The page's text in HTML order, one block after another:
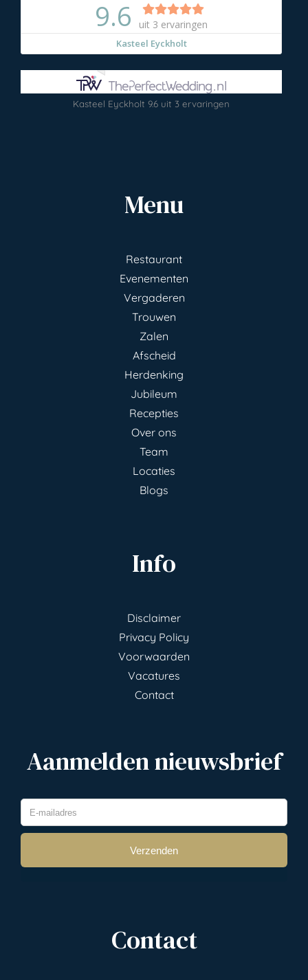
Kasteel Eyckholt 9.6 uit 3 ervaringen
Menu
Restaurant
Evenementen
Vergaderen
Trouwen
Zalen
Afscheid
Herdenking
Jubileum
Recepties
Over ons
Team
Locaties
Blogs
Info
Disclaimer
Privacy Policy
Voorwaarden
Vacatures
Contact
Aanmelden nieuwsbrief
Contact